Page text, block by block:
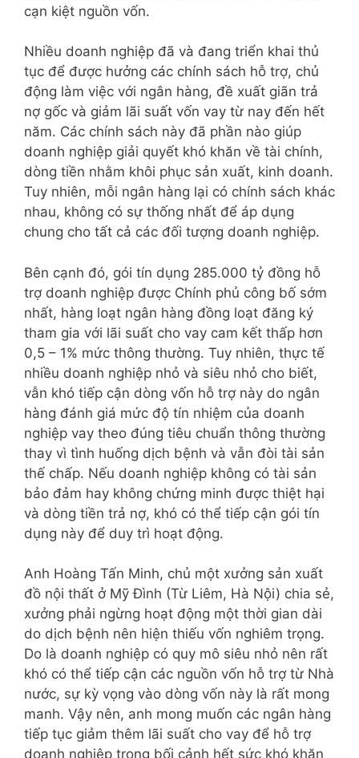
cạn kiệt nguồn vốn.
Nhiều doanh nghiệp đã và đang triển khai thủ
tục để được hưởng các chính sách hỗ trợ, chủ
động làm việc với ngân hàng, đề xuất giãn trả
nợ gốc và giảm lãi suất vốn vay từ nay đến hết
năm. Các chính sách này đã phần nào giúp
doanh nghiệp giải quyết khó khăn về tài chính,
dòng tiền nhằm khôi phục sản xuất, kinh doanh.
Tuy nhiên, mỗi ngân hàng lại có chính sách khác
nhau, không có sự thống nhất để áp dụng
chung cho tất cả các đối tượng doanh nghiệp.
Bên cạnh đó, gói tín dụng 285.000 tỷ đồng hỗ
trợ doanh nghiệp được Chính phủ công bố sớm
nhất, hàng loạt ngân hàng đồng loạt đăng ký
tham gia với lãi suất cho vay cam kết thấp hơn
0,5 – 1% mức thông thường. Tuy nhiên, thực tế
nhiều doanh nghiệp nhỏ và siêu nhỏ cho biết,
vẫn khó tiếp cận dòng vốn hỗ trợ này do ngân
hàng đánh giá mức độ tín nhiệm của doanh
nghiệp vay theo đúng tiêu chuẩn thông thường
thay vì tình huống dịch bệnh và vẫn đòi tài sản
thế chấp. Nếu doanh nghiệp không có tài sản
bảo đảm hay không chứng minh được thiệt hại
và dòng tiền trả nợ, khó có thể tiếp cận gói tín
dụng này để duy trì hoạt động.
Anh Hoàng Tấn Minh, chủ một xưởng sản xuất
đồ nội thất ở Mỹ Đình (Từ Liêm, Hà Nội) chia sẻ,
xưởng phải ngừng hoạt động một thời gian dài
do dịch bệnh nên hiện thiếu vốn nghiêm trọng.
Do là doanh nghiệp có quy mô siêu nhỏ nên rất
khó có thể tiếp cận các nguồn vốn hỗ trợ từ Nhà
nước, sự kỳ vọng vào dòng vốn này là rất mong
manh. Vậy nên, anh mong muốn các ngân hàng
tiếp tục giảm thêm lãi suất cho vay để hỗ trợ
doanh nghiệp trong bối cảnh hết sức khó khăn